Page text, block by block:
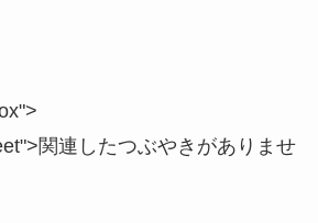
関連したつぶやきがありませ